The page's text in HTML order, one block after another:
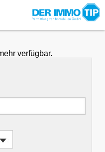
verfügbar.